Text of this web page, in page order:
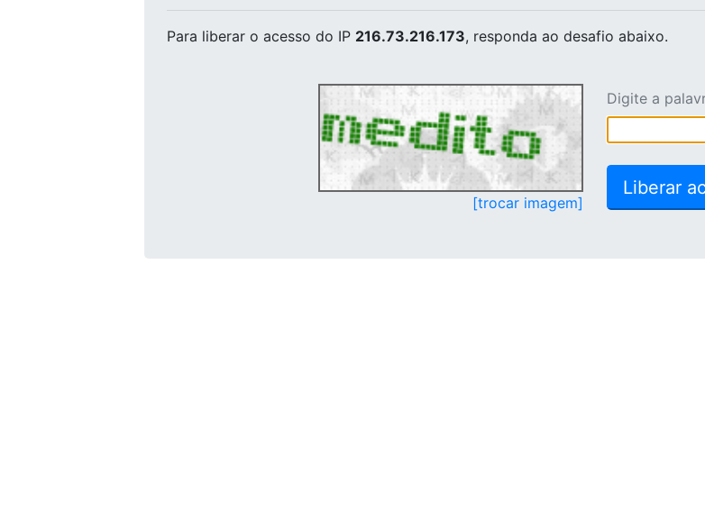
Para liberar o acesso do IP 216.73.216.173, responda ao desafio abaixo.
[trocar imagem]
Digite a